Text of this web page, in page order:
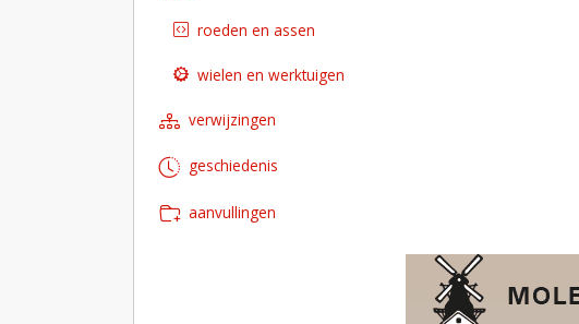
roeden en assen
wielen en werktuigen
verwijzingen
geschiedenis
aanvullingen